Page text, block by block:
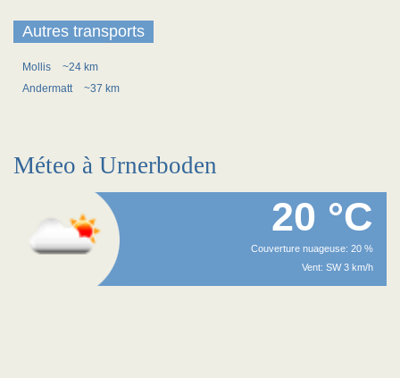
Autres transports
Mollis
~24 km
Andermatt
~37 km
Méteo à Urnerboden
20 °C
Couverture nuageuse: 20 %
Vent: SW 3 km/h